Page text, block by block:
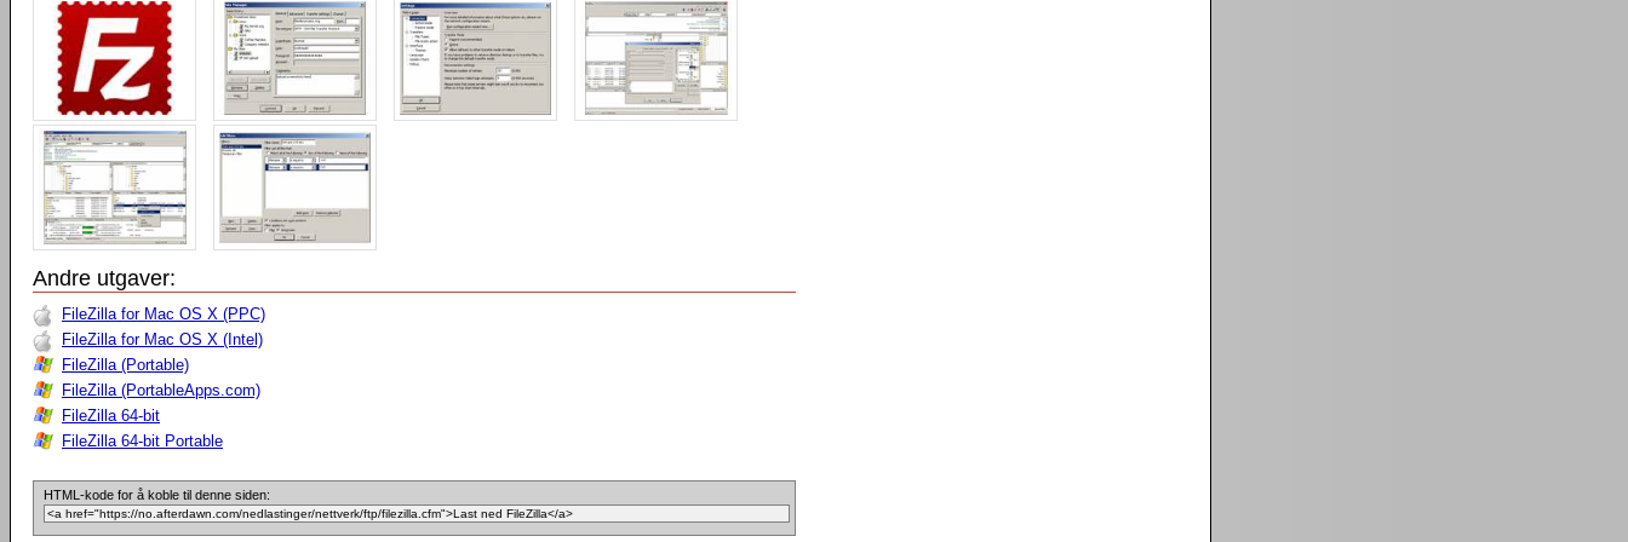
Andre utgaver:
FileZilla for Mac OS X (PPC)
FileZilla for Mac OS X (Intel)
FileZilla (Portable)
FileZilla (PortableApps.com)
FileZilla 64-bit
FileZilla 64-bit Portable
HTML-kode for å koble til denne siden: